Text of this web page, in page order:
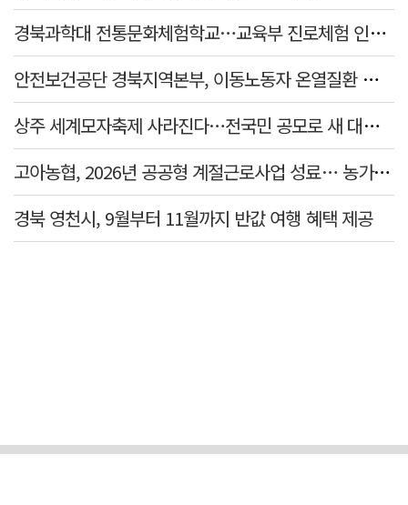
경북과학대 전통문화체험학교…교육부 진로체험 인증기관 선정
안전보건공단 경북지역본부, 이동노동자 온열질환 예방 캠페인
상주 세계모자축제 사라진다…전국민 공모로 새 대표축제 발굴 나서
고아농협, 2026년 공공형 계절근로사업 성료… 농가 일손 부족 해소 '효자'
경북 영천시, 9월부터 11월까지 반값 여행 혜택 제공